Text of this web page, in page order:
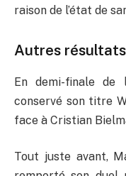
raison de l’état de
Autres résultats
En demi-finale de
conservé son titre
face à Cristian
Tout juste avant,